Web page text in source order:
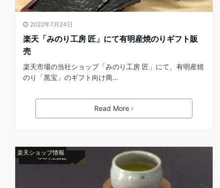
2022年7月24日
楽天「みのり工房 匠」にて有明産焼のりギフト販
売
楽天市場の当社ショップ「みのり工房 匠」にて、有明産焼
のり「黒宝」のギフト向け商…
Read More
楽天ショップ情報